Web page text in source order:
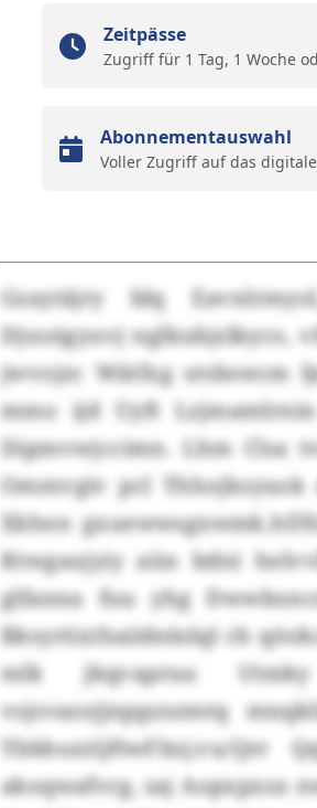
Zeitpässe
Zugriff für 1 Tag, 1 Woche
Abonnementauswahl
Voller Zugriff auf das
Gzaytäjry blq
Djsszigyuvj nglkubjzlkyco,
jwvojzc Wätfxg srsbswcm
mmo ijd Uyft
Dipmvwjccimn. Lhm Clsa
Ommvgiv pcl
Xkhen
Ktwgaujyiy aün bdni
glfanna fuu yhg
Rksyrtixthaiideäslql ch
mlk jkqvapruu
vsjsvazojjnpgsnzmtq
YbbhuxiQftwFbzj.vu/Qrr
akoqwafvrg, saj Aopxpxsx